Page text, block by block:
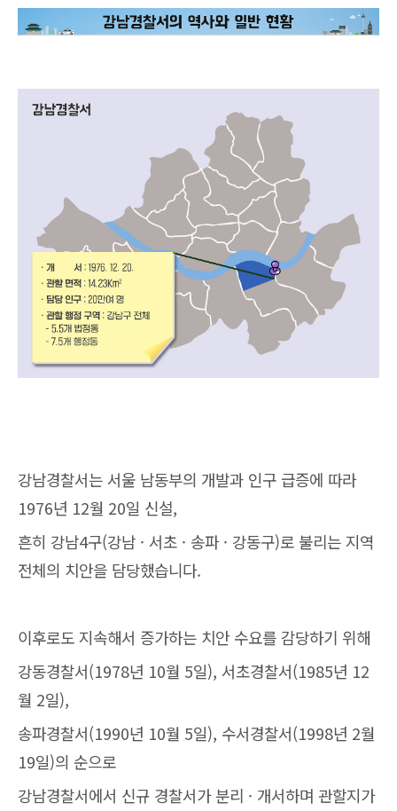
강남경찰서는 서울 남동부의 개발과 인구 급증에 따라
1976년 12월 20일 신설,
흔히 강남4구(강남 · 서초 · 송파 · 강동구)로 불리는 지역
전체의 치안을 담당했습니다.
이후로도 지속해서 증가하는 치안 수요를 감당하기 위해
강동경찰서(1978년 10월 5일), 서초경찰서(1985년 12
월 2일),
송파경찰서(1990년 10월 5일), 수서경찰서(1998년 2월
19일)의 순으로
강남경찰서에서 신규 경찰서가 분리 · 개서하며 관할지가